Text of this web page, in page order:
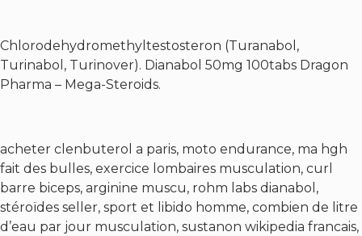
Chlorodehydromethyltestosteron (Turanabol,
Turinabol, Turinover). Dianabol 50mg 100tabs Dragon
Pharma – Mega-Steroids.
acheter clenbuterol a paris, moto endurance, ma hgh
fait des bulles, exercice lombaires musculation, curl
barre biceps, arginine muscu, rohm labs dianabol,
stéroïdes seller, sport et libido homme, combien de litre
d’eau par jour musculation, sustanon wikipedia francais,